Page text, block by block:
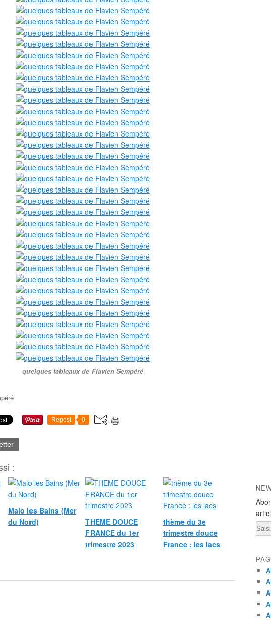
quelques tableaux de Flavien Sempéré
Repost 0
:
Malo les Bains (Mer
du Nord)
THEME DOUCE
FRANCE du 1er
trimestre 2023
thème du 3e
trimestre douce
France : les lacs